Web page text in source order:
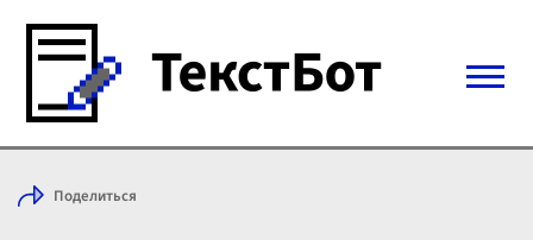
Войти с Telegram
Поделиться